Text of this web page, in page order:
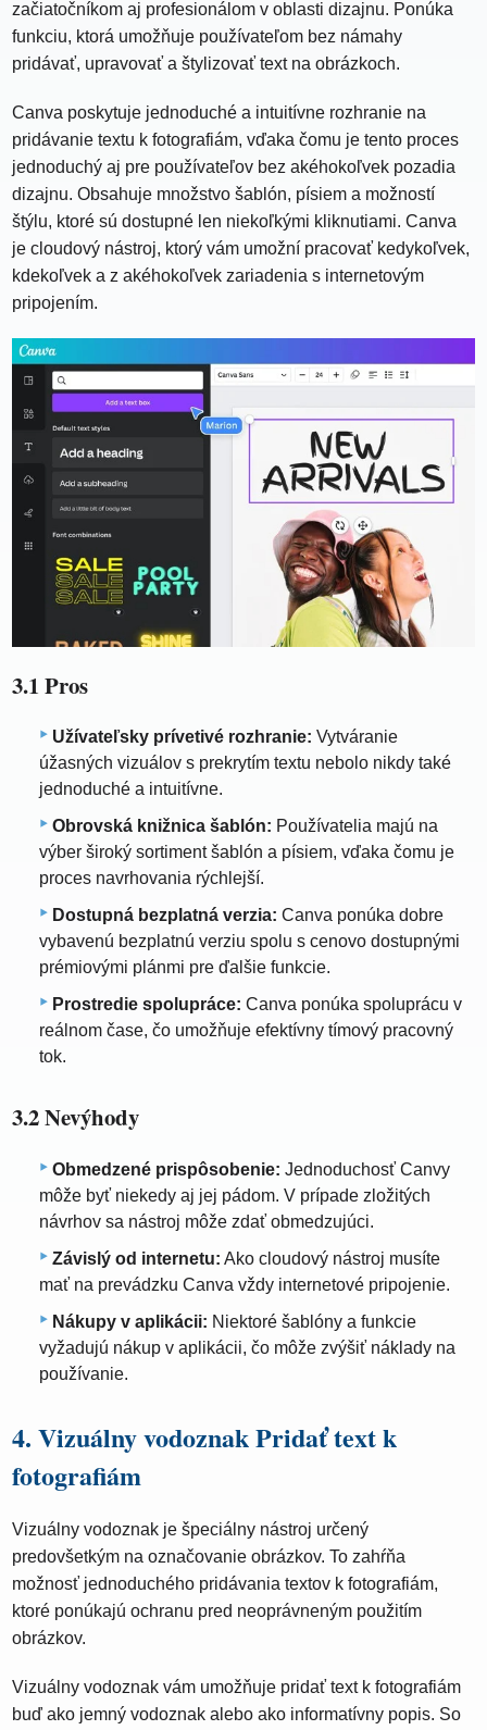
začiatočníkom aj profesionálom v oblasti dizajnu. Ponúka
funkciu, ktorá umožňuje používateľom bez námahy
pridávať, upravovať a štylizovať text na obrázkoch.
Canva poskytuje jednoduché a intuitívne rozhranie na
pridávanie textu k fotografiám, vďaka čomu je tento proces
jednoduchý aj pre používateľov bez akéhokoľvek pozadia
dizajnu. Obsahuje množstvo šablón, písiem a možností
štýlu, ktoré sú dostupné len niekoľkými kliknutiami. Canva
je cloudový nástroj, ktorý vám umožní pracovať kedykoľvek,
kdekoľvek a z akéhokoľvek zariadenia s internetovým
pripojením.
3.1 Pros
Užívateľsky prívetivé rozhranie: Vytváranie
úžasných vizuálov s prekrytím textu nebolo nikdy také
jednoduché a intuitívne.
Obrovská knižnica šablón: Používatelia majú na
výber široký sortiment šablón a písiem, vďaka čomu je
proces navrhovania rýchlejší.
Dostupná bezplatná verzia: Canva ponúka dobre
vybavenú bezplatnú verziu spolu s cenovo dostupnými
prémiovými plánmi pre ďalšie funkcie.
Prostredie spolupráce: Canva ponúka spoluprácu v
reálnom čase, čo umožňuje efektívny tímový pracovný
tok.
3.2 Nevýhody
Obmedzené prispôsobenie: Jednoduchosť Canvy
môže byť niekedy aj jej pádom. V prípade zložitých
návrhov sa nástroj môže zdať obmedzujúci.
Závislý od internetu: Ako cloudový nástroj musíte
mať na prevádzku Canva vždy internetové pripojenie.
Nákupy v aplikácii: Niektoré šablóny a funkcie
vyžadujú nákup v aplikácii, čo môže zvýšiť náklady na
používanie.
4. Vizuálny vodoznak Pridať text k
fotografiám
Vizuálny vodoznak je špeciálny nástroj určený
predovšetkým na označovanie obrázkov. To zahŕňa
možnosť jednoduchého pridávania textov k fotografiám,
ktoré ponúkajú ochranu pred neoprávneným použitím
obrázkov.
Vizuálny vodoznak vám umožňuje pridať text k fotografiám
buď ako jemný vodoznak alebo ako informatívny popis. So